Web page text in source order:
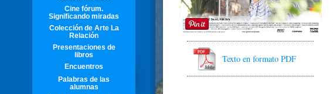
Cine fórum.
Significando miradas
Colección de Arte La
Relación
Presentaciones de
libros
Encuentros
Palabras de las
alumnas
Texto en formato PDF